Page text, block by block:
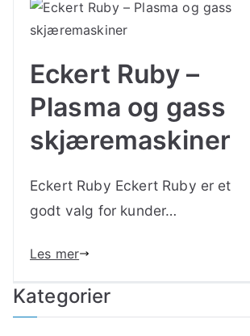
Eckert Ruby –
Plasma og gass
skjæremaskiner
Eckert Ruby Eckert Ruby er et
godt valg for kunder…
Les mer
Kategorier